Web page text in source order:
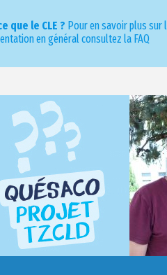
que le CLE ? Pour en savoir plus
en général consultez la FAQ